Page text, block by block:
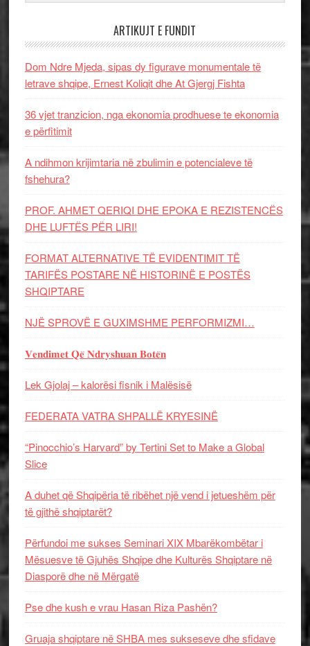
ARTIKUJT E FUNDIT
Dom Ndre Mjeda, sipas dy figurave monumentale të
letrave shqipe, Ernest Koliqit dhe At Gjergj Fishta
36 vjet tranzicion, nga ekonomia prodhuese te ekonomia
e përfitimit
A ndihmon krijimtaria në zbulimin e potencialeve të
fshehura?
PROF. AHMET QERIQI DHE EPOKA E REZISTENCЁS
DHE LUFTЁS PЁR LIRI!
FORMAT ALTERNATIVE TË EVIDENTIMIT TË
TARIFËS POSTARE NË HISTORINË E POSTËS
SHQIPTARE
NJË SPROVË E GUXIMSHME PERFORMIZMI…
𝐕𝐞𝐧𝐝𝐢𝐦𝐞𝐭 𝐐𝐞̈ 𝐍𝐝𝐫𝐲𝐬𝐡𝐮𝐚𝐧 𝐁𝐨𝐭𝐞̈𝐧
Lek Gjolaj – kalorësi fisnik i Malësisë
FEDERATA VATRA SHPALLË KRYESINË
“Pinocchio’s Harvard” by Tertini Set to Make a Global
Slice
A duhet që Shqipëria të ribëhet një vend i jetueshëm për
të gjithë shqiptarët?
Përfundoi me sukses Seminari XIX Mbarëkombëtar i
Mësuesve të Gjuhës Shqipe dhe Kulturës Shqiptare në
Diasporë dhe në Mërgatë
Pse dhe kush e vrau Hasan Riza Pashën?
Gruaja shqiptare në SHBA mes sukseseve dhe sfidave